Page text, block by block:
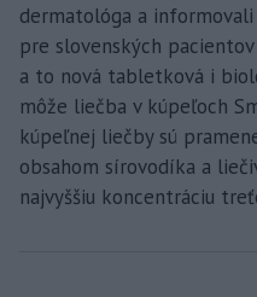
dermatológa a
pre slovenských
a to nová tabletková i
môže liečba v kúpeľoch
kúpeľnej liečby sú
obsahom sírovodíka a
najvyššiu koncentráciu